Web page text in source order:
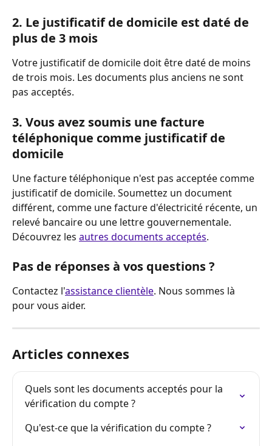
2. Le justificatif de domicile est daté de
plus de 3 mois
Votre justificatif de domicile doit être daté de moins
de trois mois. Les documents plus anciens ne sont
pas acceptés.
3. Vous avez soumis une facture
téléphonique comme justificatif de
domicile
Une facture téléphonique n'est pas acceptée comme
justificatif de domicile. Soumettez un document
différent, comme une facture d'électricité récente, un
relevé bancaire ou une lettre gouvernementale.
Découvrez les autres documents acceptés.
Pas de réponses à vos questions ?
Contactez l'assistance clientèle. Nous sommes là
pour vous aider.
Articles connexes
Quels sont les documents acceptés pour la
vérification du compte ?
Qu'est-ce que la vérification du compte ?